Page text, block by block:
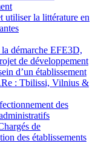
utiliser la littérature en
démarche EFE3D,
de développement
d’un établissement
: Tbilissi, Vilnius &
des
de
des établissements